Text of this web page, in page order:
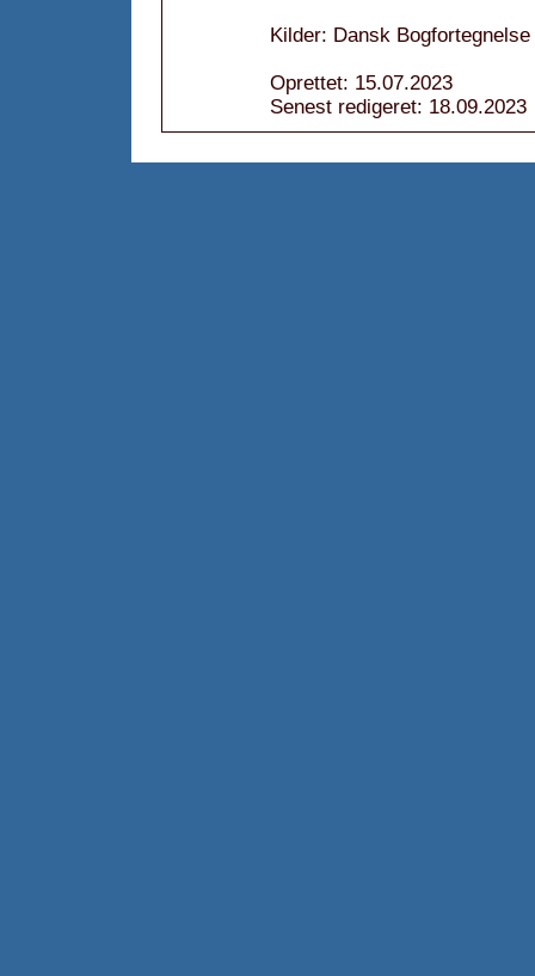
Kilder: Dansk Bogfortegnelse
Oprettet: 15.07.2023
Senest redigeret: 18.09.2023